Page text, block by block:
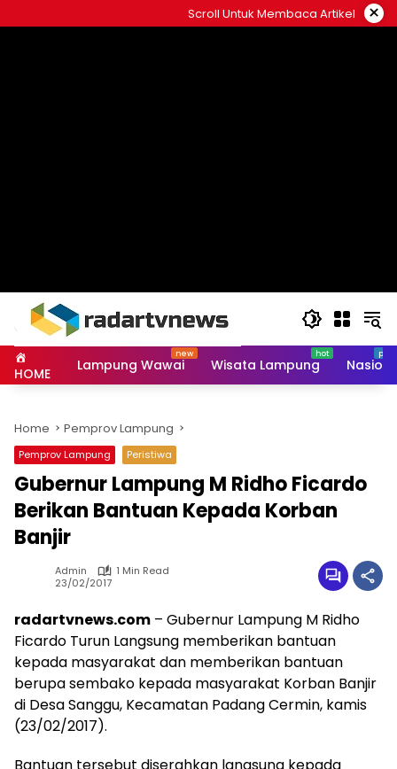
to
Scroll Untuk Membaca Artikel ×
HOME Lampung Wawai Wisata Lampung
Home Pemprov Lampung
Pemprov Lampung Peristiwa
Gubernur Lampung M Ridho Ficardo
Berikan Bantuan Kepada Korban
Banjir
Admin
1 Min Read
23/02/2017
radartvnews.com – Gubernur Lampung M Ridho
Ficardo Turun Langsung memberikan bantuan
kepada masyarakat dan memberikan bantuan
berupa sembako kepada masyarakat Korban Banjir
di Desa Sanggu, Kecamatan Padang Cermin, kamis
(23/02/2017).